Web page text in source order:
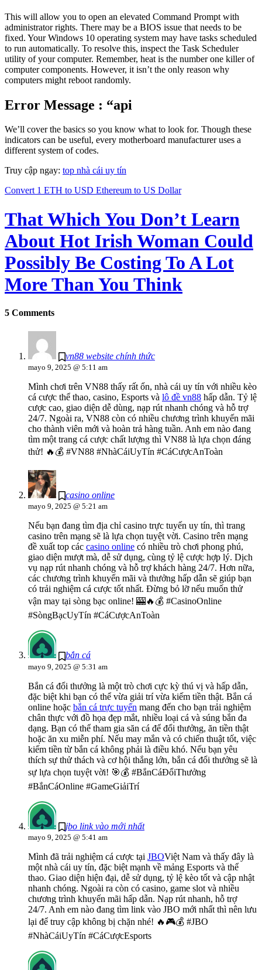
This will allow you to open an elevated Command Prompt with
administrator rights. There may be a BIOS issue that needs to be
fixed. Your Windows 10 operating system may have tasks scheduled
to run automatically. To resolve this, inspect the Task Scheduler
utility of your computer. Remember, heat is the number one killer of
computer components. However, it isn’t the only reason why
computers might reboot randomly.
Error Message : “api
We’ll cover the basics so you know what to look for. Though these
indicators can be useful, every motherboard manufacturer uses a
different system of codes.
Truy cập ngay: top nhà cái uy tín
Convert 1 ETH to USD Ethereum to US Dollar
That Which You Don’t Learn
About Hot Irish Woman Could
Possibly Be Costing To A Lot
More Than You Think
5 Comments
vn88 website chính thức
mayo 9, 2025 @ 5:11 am
Mình chơi trên VN88 thấy rất ổn, nhà cái uy tín với nhiều kèo
cá cược thể thao, casino, Esports và lô đề vn88 hấp dẫn. Tỷ lệ
cược cao, giao diện dễ dùng, nạp rút nhanh chóng và hỗ trợ
24/7. Ngoài ra, VN88 còn có nhiều chương trình khuyến mãi
cho thành viên mới và hoàn trả hàng tuần. Anh em nào đang
tìm một trang cá cược chất lượng thì VN88 là lựa chọn đáng
thử! 🔥💰 #VN88 #NhàCáiUyTín #CáCượcAnToàn
casino online
mayo 9, 2025 @ 5:21 am
Nếu bạn đang tìm địa chỉ casino trực tuyến uy tín, thì trang
casino trên mạng sẽ là lựa chọn tuyệt vời. Casino trên mạng
đề xuất top các casino online có nhiều trò chơi phong phú,
giao diện mượt mà, dễ sử dụng, cùng tỷ lệ cược hợp lý. Dịch
vụ nạp rút nhanh chóng và hỗ trợ khách hàng 24/7. Hơn nữa,
các chương trình khuyến mãi và thưởng hấp dẫn sẽ giúp bạn
có trải nghiệm cá cược tốt nhất. Đừng bỏ lỡ nếu muốn thử
vận may tại sòng bạc online! 🎰🔥💰 #CasinoOnline
#SòngBạcUyTín #CáCượcAnToàn
bắn cá
mayo 9, 2025 @ 5:31 am
Bắn cá đổi thưởng là một trò chơi cực kỳ thú vị và hấp dẫn,
đặc biệt khi bạn có thể vừa giải trí vừa kiếm tiền thật. Bắn cá
online hoặc bắn cá trực tuyến mang đến cho bạn trải nghiệm
chân thực với đồ họa đẹp mắt, nhiều loại cá và súng bắn đa
dạng. Bạn có thể tham gia săn cá để đổi thưởng, ăn tiền thật
hoặc ăn xu miễn phí. Nếu may mắn và có chiến thuật tốt, việc
kiếm tiền từ bắn cá không phải là điều khó. Nếu bạn yêu
thích sự thử thách và cơ hội thắng lớn, bắn cá đổi thưởng sẽ là
sự lựa chọn tuyệt vời! 🎯💰 #BắnCáĐổiThưởng
#BắnCáOnline #GameGiảiTrí
jbo link vào mới nhất
mayo 9, 2025 @ 5:41 am
Mình đã trải nghiệm cá cược tại JBOViệt Nam và thấy đây là
một nhà cái uy tín, đặc biệt mạnh về mảng Esports và thể
thao. Giao diện hiện đại, dễ sử dụng, tỷ lệ kèo tốt và cập nhật
nhanh chóng. Ngoài ra còn có casino, game slot và nhiều
chương trình khuyến mãi hấp dẫn. Nạp rút nhanh, hỗ trợ
24/7. Anh em nào đang tìm link vào JBO mới nhất thì nên lưu
lại để truy cập không bị chặn nhé! 🔥🎮💰 #JBO
#NhàCáiUyTín #CáCượcEsports